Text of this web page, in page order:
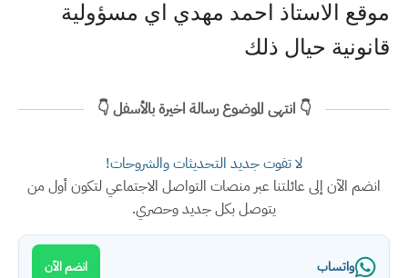
موقع الاستاذ احمد مهدي اي مسؤولية
قانونية حيال ذلك
👇 انتهى الموضوع رسالة اخيرة بالأسفل 👇
لا تفوت جديد التحديثات والشروحات!
انضم الآن إلى عائلتنا عبر منصات التواصل الاجتماعي لتكون أول من
يتوصل بكل جديد وحصري.
واتساب انضم الآن